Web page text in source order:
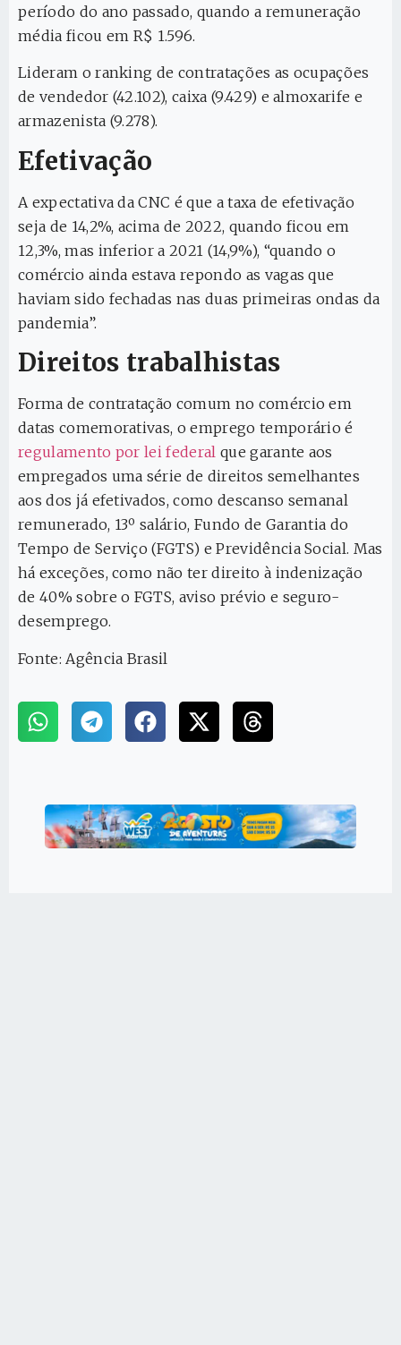
período do ano passado, quando a remuneração
média ficou em R$ 1.596.
Lideram o ranking de contratações as ocupações
de vendedor (42.102), caixa (9.429) e almoxarife e
armazenista (9.278).
Efetivação
A expectativa da CNC é que a taxa de efetivação
seja de 14,2%, acima de 2022, quando ficou em
12,3%, mas inferior a 2021 (14,9%), “quando o
comércio ainda estava repondo as vagas que
haviam sido fechadas nas duas primeiras ondas da
pandemia”.
Direitos trabalhistas
Forma de contratação comum no comércio em
datas comemorativas, o emprego temporário é
regulamento por lei federal que garante aos
empregados uma série de direitos semelhantes
aos dos já efetivados, como descanso semanal
remunerado, 13º salário, Fundo de Garantia do
Tempo de Serviço (FGTS) e Previdência Social. Mas
há exceções, como não ter direito à indenização
de 40% sobre o FGTS, aviso prévio e seguro-
desemprego.
Fonte: Agência Brasil